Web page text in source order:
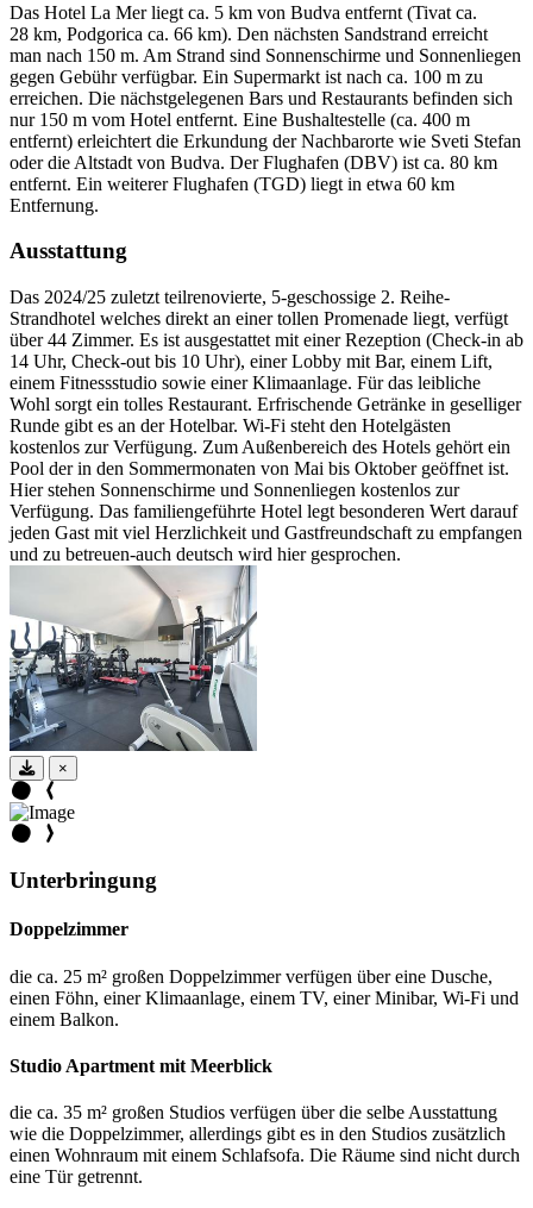
Das Hotel La Mer liegt ca. 5 km von Budva entfernt (Tivat ca.
28 km, Podgorica ca. 66 km). Den nächsten Sandstrand erreicht
man nach 150 m. Am Strand sind Sonnenschirme und Sonnenliegen
gegen Gebühr verfügbar. Ein Supermarkt ist nach ca. 100 m zu
erreichen. Die nächstgelegenen Bars und Restaurants befinden sich
nur 150 m vom Hotel entfernt. Eine Bushaltestelle (ca. 400 m
entfernt) erleichtert die Erkundung der Nachbarorte wie Sveti Stefan
oder die Altstadt von Budva. Der Flughafen (DBV) ist ca. 80 km
entfernt. Ein weiterer Flughafen (TGD) liegt in etwa 60 km
Entfernung.
Ausstattung
Das 2024/25 zuletzt teilrenovierte, 5-geschossige 2. Reihe-
Strandhotel welches direkt an einer tollen Promenade liegt, verfügt
über 44 Zimmer. Es ist ausgestattet mit einer Rezeption (Check-in ab
14 Uhr, Check-out bis 10 Uhr), einer Lobby mit Bar, einem Lift,
einem Fitnessstudio sowie einer Klimaanlage. Für das leibliche
Wohl sorgt ein tolles Restaurant. Erfrischende Getränke in geselliger
Runde gibt es an der Hotelbar. Wi-Fi steht den Hotelgästen
kostenlos zur Verfügung. Zum Außenbereich des Hotels gehört ein
Pool der in den Sommermonaten von Mai bis Oktober geöffnet ist.
Hier stehen Sonnenschirme und Sonnenliegen kostenlos zur
Verfügung. Das familiengeführte Hotel legt besonderen Wert darauf
jeden Gast mit viel Herzlichkeit und Gastfreundschaft zu empfangen
und zu betreuen-auch deutsch wird hier gesprochen.
×
Unterbringung
Doppelzimmer
die ca. 25 m² großen Doppelzimmer verfügen über eine Dusche,
einen Föhn, einer Klimaanlage, einem TV, einer Minibar, Wi-Fi und
einem Balkon.
Studio Apartment mit Meerblick
die ca. 35 m² großen Studios verfügen über die selbe Ausstattung
wie die Doppelzimmer, allerdings gibt es in den Studios zusätzlich
einen Wohnraum mit einem Schlafsofa. Die Räume sind nicht durch
eine Tür getrennt.